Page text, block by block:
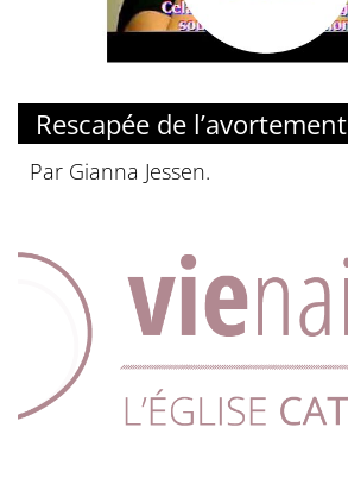
Rescapée de l’avortement
Par Gianna Jessen.